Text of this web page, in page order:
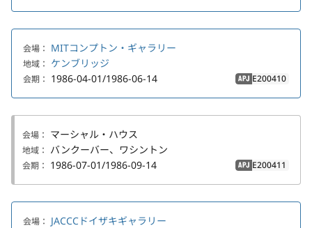
会場： MITコンプトン・ギャラリー
地域： ケンブリッジ
会期： 1986-04-01/1986-06-14 APJ E200410
会場： マーシャル・ハウス
地域： バンクーバー、ワシントン
会期： 1986-07-01/1986-09-14 APJ E200411
会場： JACCCドイザキギャラリー